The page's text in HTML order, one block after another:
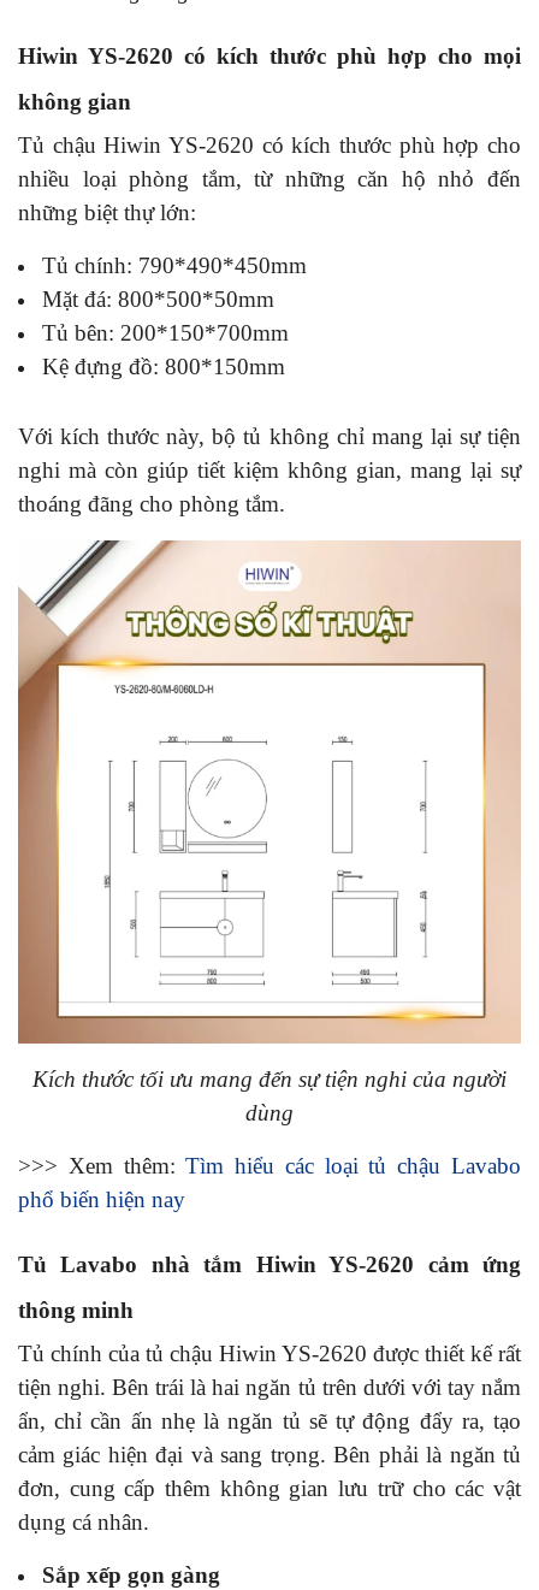
Hiwin YS-2620 có kích thước phù hợp cho mọi
không gian
Tủ chậu Hiwin YS-2620 có kích thước phù hợp cho
nhiều loại phòng tắm, từ những căn hộ nhỏ đến
những biệt thự lớn:
Tủ chính: 790*490*450mm
Mặt đá: 800*500*50mm
Tủ bên: 200*150*700mm
Kệ đựng đồ: 800*150mm
Với kích thước này, bộ tủ không chỉ mang lại sự tiện
nghi mà còn giúp tiết kiệm không gian, mang lại sự
thoáng đãng cho phòng tắm.
Kích thước tối ưu mang đến sự tiện nghi của người
dùng
>>> Xem thêm: Tìm hiểu các loại tủ chậu Lavabo
phổ biến hiện nay
Tủ Lavabo nhà tắm Hiwin YS-2620 cảm ứng
thông minh
Tủ chính của tủ chậu Hiwin YS-2620 được thiết kế rất
tiện nghi. Bên trái là hai ngăn tủ trên dưới với tay nắm
ẩn, chỉ cần ấn nhẹ là ngăn tủ sẽ tự động đẩy ra, tạo
cảm giác hiện đại và sang trọng. Bên phải là ngăn tủ
đơn, cung cấp thêm không gian lưu trữ cho các vật
dụng cá nhân.
Sắp xếp gọn gàng